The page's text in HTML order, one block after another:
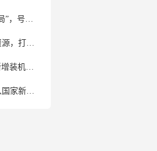
农村地区的“光伏发电骗局”，号称能用屋顶赚钱，不少人已经上当
河南焦作：统筹太阳能资源，打造百万千瓦级光伏基地
87.41GW！2022年光伏新增装机规模发布
山东：推动更多项目纳入国家新增风光大基地项目